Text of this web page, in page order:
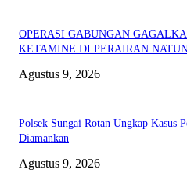
OPERASI GABUNGAN
KETAMINE DI PERAIRAN
Agustus 9, 2026
Polsek Sungai Rotan Ungkap Kasus
Diamankan
Agustus 9, 2026